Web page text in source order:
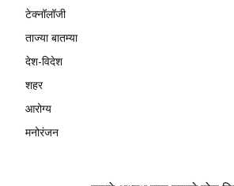
टेक्नॉलॉजी
ताज्या बातम्या
देश-विदेश
शहर
आरोग्य
मनोरंजन